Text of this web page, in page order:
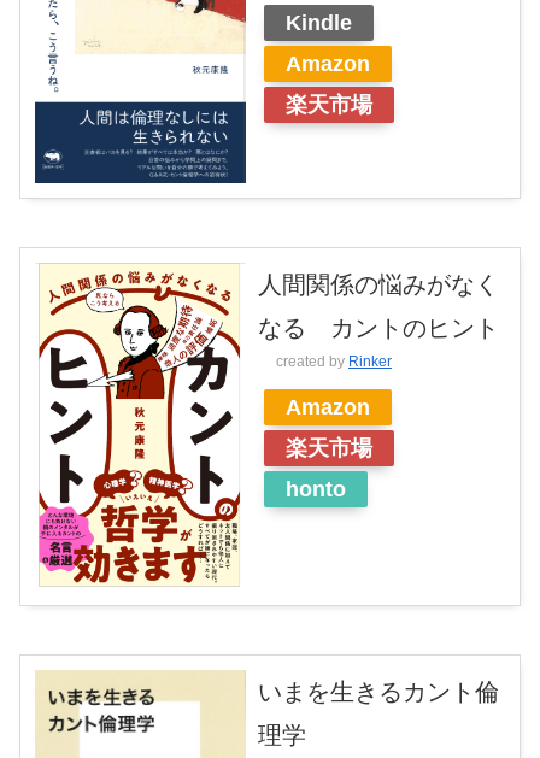
Kindle
Amazon
楽天市場
人間関係の悩みがなく
なる カントのヒント
created by Rinker
Amazon
楽天市場
honto
いまを生きるカント倫
理学